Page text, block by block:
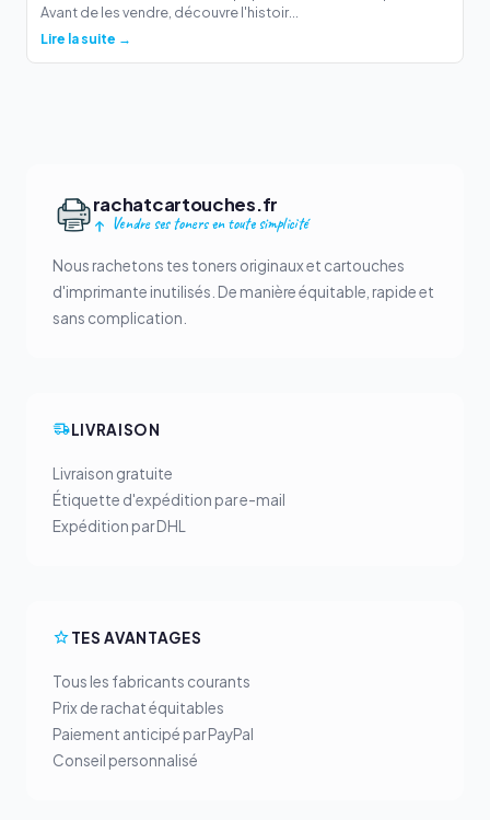
Avant de les vendre, découvre l'histoir...
Lire la suite →
rachatcartouches.fr
Vendre ses toners en toute simplicité
Nous rachetons tes toners originaux et cartouches
d'imprimante inutilisés. De manière équitable, rapide et
sans complication.
LIVRAISON
Livraison gratuite
Étiquette d'expédition par e-mail
Expédition par DHL
TES AVANTAGES
Tous les fabricants courants
Prix de rachat équitables
Paiement anticipé par PayPal
Conseil personnalisé